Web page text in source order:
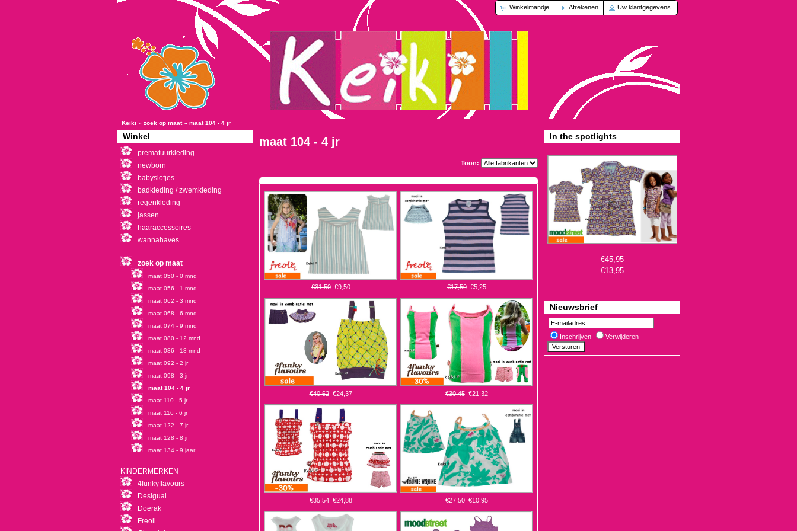
Winkelmandje Afrekenen Uw klantgegevens
Keiki » zoek op maat» maat 104 - 4 jr
maat 104 - 4 jr
Toon:
€31,50 €9,50 €17,50 €5,25
€40,62 €24,37 €30,45 €21,32
€35,54 €24,88 €27,50 €10,95
Winkel
prematuurkleding
newborn
babyslofjes
badkleding / zwemkleding
regenkleding
jassen
haaraccessoires
wannahaves
zoek op maat
maat 050 - 0 mnd
maat 056 - 1 mnd
maat 062 - 3 mnd
maat 068 - 6 mnd
maat 074 - 9 mnd
maat 080 - 12 mnd
maat 086 - 18 mnd
maat 092 - 2 jr
maat 098 - 3 jr
maat 104 - 4 jr
maat 110 - 5 jr
maat 116 - 6 jr
maat 122 - 7 jr
maat 128 - 8 jr
maat 134 - 9 jaar
KINDERMERKEN
4funkyflavours
Desigual
Doerak
Freoli
In the spotlights
€13,95
Nieuwsbrief
Inschrijven Verwijderen